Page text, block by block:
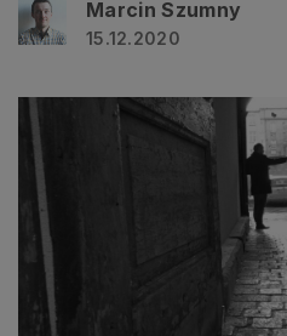
Marcin Szumny
15.12.2020